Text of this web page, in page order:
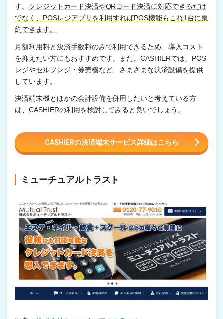
す。 クレジットカード決済やQRコード決済に対応できるだけ
でなく、POSレジアプリを利用すればPOS機能もこれ1台に集
約できます。
月額利用料と決済手数料のみで利用できるため、導入コスト
を抑えたい方にもおすすめです。また、CASHIERでは、POS
レジやセルフレジ・券売機など、さまざまな決済設備を提供
しています。
決済端末機とほかの会計設備を併用したいと考えている方
は、CASHIERの利用を検討してみると良いでしょう。
CASHIERの決済端末サービス詳細はこちら
ミューチュアルトラスト